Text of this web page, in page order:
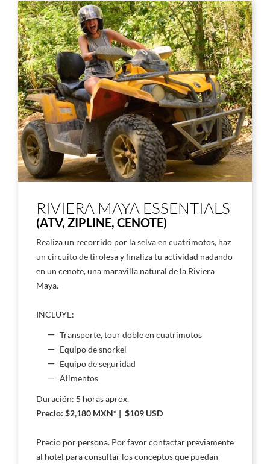
RIVIERA MAYA ESSENTIALS
(ATV, ZIPLINE, CENOTE)
Realiza un recorrido por la selva en cuatrimotos, haz
un circuito de tirolesa y finaliza tu actividad nadando
en un cenote, una maravilla natural de la Riviera
Maya.
INCLUYE:
Transporte, tour doble en cuatrimotos
Equipo de snorkel
Equipo de seguridad
Alimentos
Duración: 5 horas aprox.
Precio: $2,180 MXN* | $109 USD
Precio por persona. Por favor contactar previamente
al hotel para consultar los conceptos que puedan